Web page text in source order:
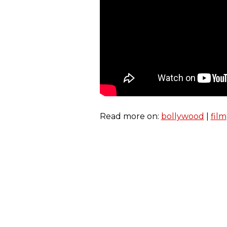
Read more on: bollywood film